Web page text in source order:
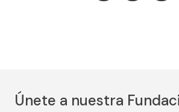
Únete a nuestra